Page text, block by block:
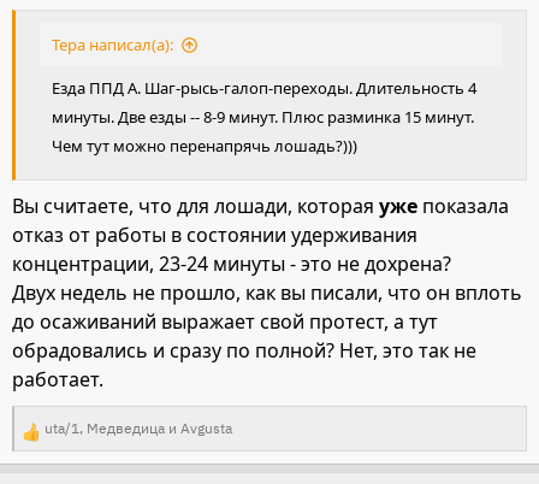
Тера написал(а):
Езда ППД А. Шаг-рысь-галоп-переходы. Длительность 4
минуты. Две езды -- 8-9 минут. Плюс разминка 15 минут.
Чем тут можно перенапрячь лошадь?)))
Вы считаете, что для лошади, которая уже показала
отказ от работы в состоянии удерживания
концентрации, 23-24 минуты - это не дохрена?
Двух недель не прошло, как вы писали, что он вплоть
до осаживаний выражает свой протест, а тут
обрадовались и сразу по полной? Нет, это так не
работает.
Р
е
uta/1, Медведица и Avgusta